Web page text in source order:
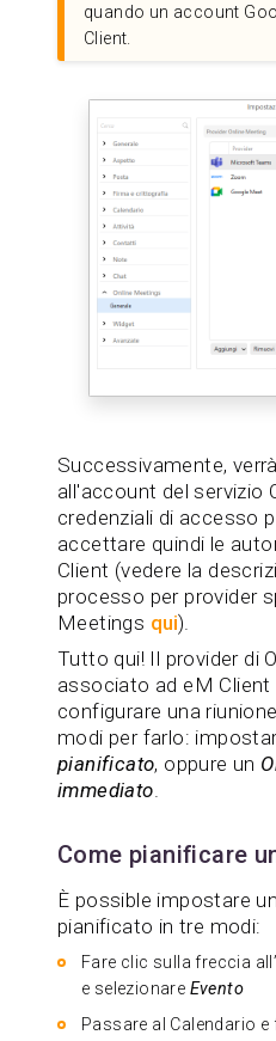
quando un account
Client.
Successivamente,
all'account del servizio
credenziali di accesso
accettare quindi le
Client (vedere la
processo per provider
Meetings qui).
Tutto qui! Il provider di
associato ad eM Client
configurare una
modi per farlo:
pianificato, oppure un
immediato.
Come pianificare
È possible impostare
pianificato in tre modi:
Fare clic sulla freccia
e selezionare Evento
Passare al Calendario